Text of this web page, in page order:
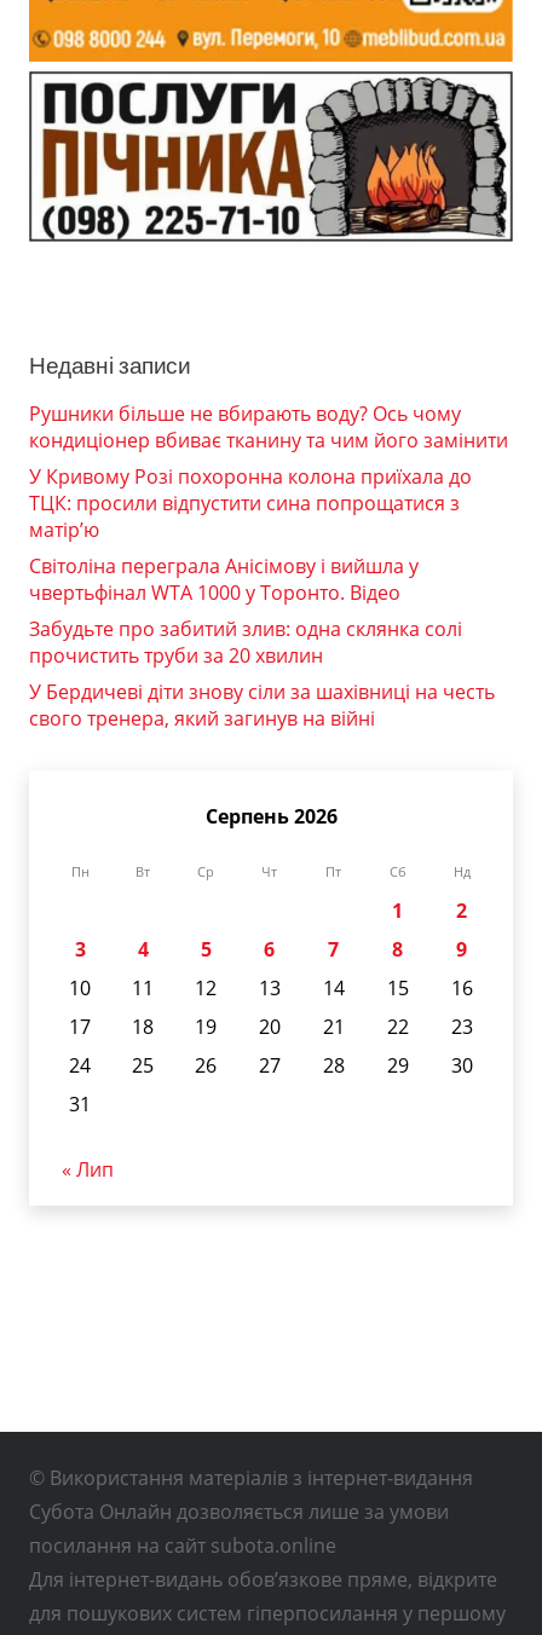
Недавні записи
Рушники більше не вбирають воду? Ось чому
кондиціонер вбиває тканину та чим його замінити
У Кривому Розі похоронна колона приїхала до
ТЦК: просили відпустити сина попрощатися з
матір’ю
Світоліна переграла Анісімову і вийшла у
чвертьфінал WTA 1000 у Торонто. Відео
Забудьте про забитий злив: одна склянка солі
прочистить труби за 20 хвилин
У Бердичеві діти знову сіли за шахівниці на честь
свого тренера, який загинув на війні
Серпень 2026
Пн Вт Ср Чт Пт Сб Нд
1
2
3
4 5 6 7 8
9
10
11 12 13 14 15
16
17
18 19 20 21 22
23
24
25 26 27 28 29
30
31
« Лип
© Використання матеріалів з інтернет-видання
Субота Онлайн дозволяється лише за умови
посилання на сайт subota.online
Для інтернет-видань обов’язкове пряме, відкрите
для пошукових систем гіперпосилання у першому